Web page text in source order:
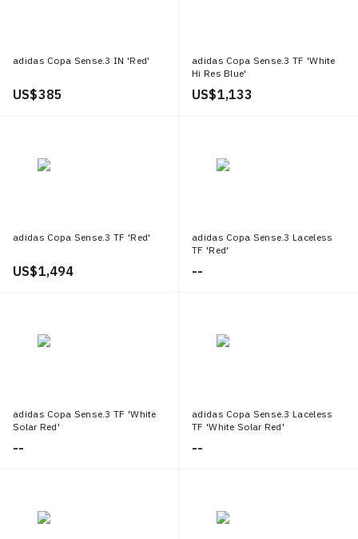
adidas Copa Sense.3 IN 'Red'
US$ 385
adidas Copa Sense.3 TF 'White
Hi Res Blue'
US$ 1,133
adidas Copa Sense.3 TF 'Red'
US$ 1,494
adidas Copa Sense.3 Laceless
TF 'Red'
--
adidas Copa Sense.3 TF 'White
Solar Red'
--
adidas Copa Sense.3 Laceless
TF 'White Solar Red'
--